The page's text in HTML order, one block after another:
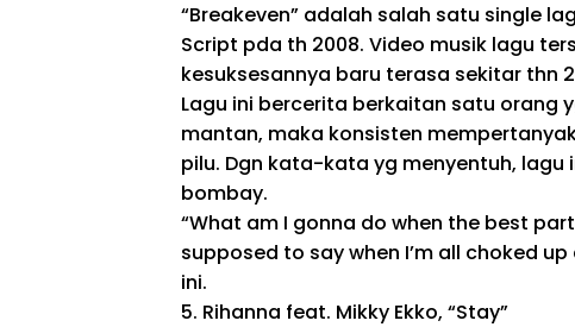
“Breakeven” adalah salah satu single
Script pda th 2008. Video musik lagu
kesuksesannya baru terasa sekitar thn
Lagu ini bercerita berkaitan satu orang
mantan, maka konsisten
pilu. Dgn kata-kata yg menyentuh, lagu
bombay.
“What am I gonna do when the best
supposed to say when I’m all choked up
ini.
5. Rihanna feat. Mikky Ekko, “Stay”